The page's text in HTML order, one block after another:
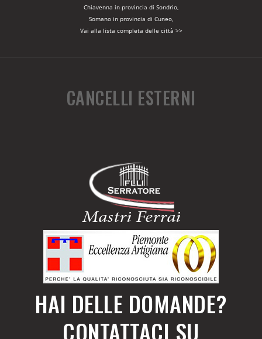
Chiavenna in provincia di Sondrio,
Somano in provincia di Cuneo,
Vai alla lista completa delle città >>
CANCELLI ESTERNI
HAI DELLE DOMANDE?
CONTATTACI SU